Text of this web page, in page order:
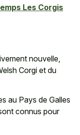
Les Corgis
nouvelle,
Corgi et du
au Pays de Galles
connus pour